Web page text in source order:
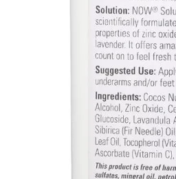
Imunitate
Slăbire și dietă
Arzatoare de grasimi
CLA si L-Carnitina
Controlul apetitului
Inlocuitori de masa
Performanță sportivă
Aminoacizi